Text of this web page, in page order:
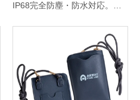
IP68完全防塵・防水対応。フ
水の中で浮くため、紛失防止